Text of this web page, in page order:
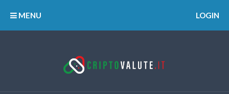
MENU LOGIN